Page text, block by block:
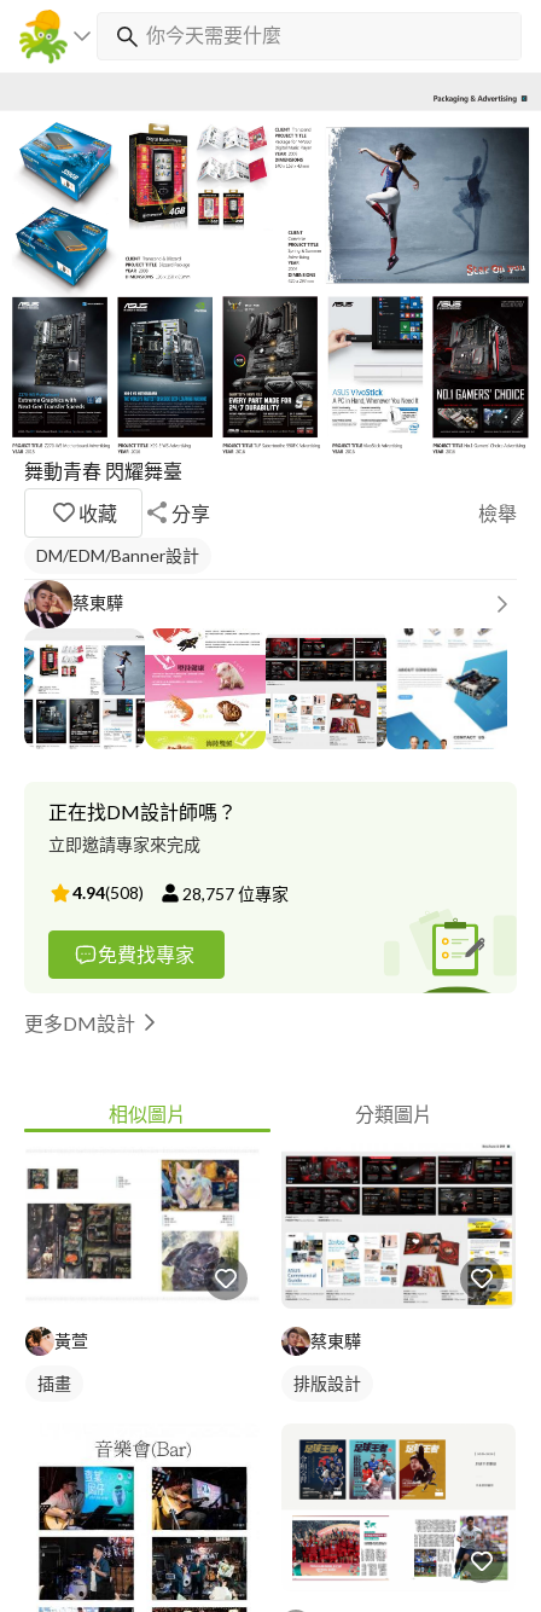
舞動青春 閃耀舞臺
收藏
分享 檢舉
DM/EDM/Banner設計
蔡東驊
正在找DM設計師嗎？
立即邀請專家來完成
4.94(508) 28,757位專家
免費找專家
更多DM設計
相似圖片 分類圖片
黃萱
插畫
蔡東驊
排版設計